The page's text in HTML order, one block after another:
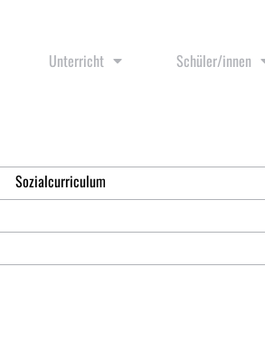
Unterricht Schüler/innen
Sozialcurriculum